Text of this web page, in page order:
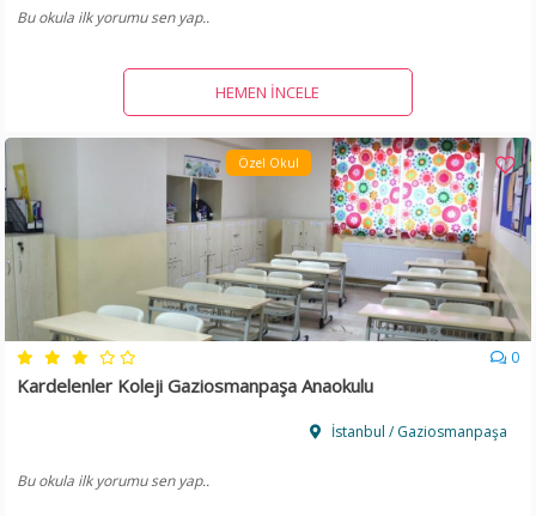
Bu okula ilk yorumu sen yap..
HEMEN İNCELE
Özel Okul
0
Kardelenler Koleji Gaziosmanpaşa Anaokulu
İstanbul / Gaziosmanpaşa
Bu okula ilk yorumu sen yap..